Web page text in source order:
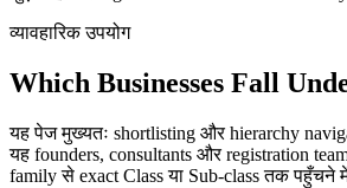
व्यावहारिक उपयोग
Which Businesses Fall
यह पेज मुख्यतः shortlisting और hierarchy
यह founders, consultants और registration
family से exact Class या Sub-class तक पहुँचने